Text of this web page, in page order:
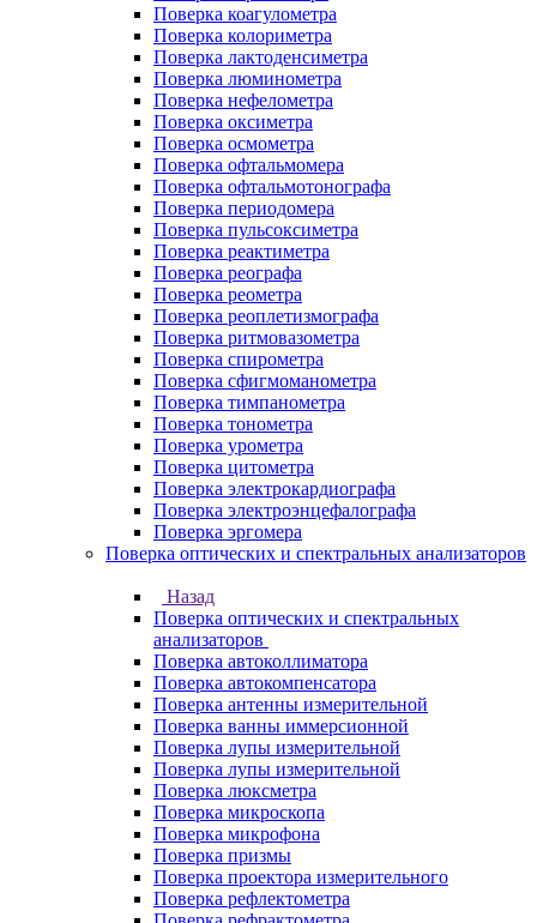
Поверка коагулометра
Поверка колориметра
Поверка лактоденсиметра
Поверка люминометра
Поверка нефелометра
Поверка оксиметра
Поверка осмометра
Поверка офтальмомера
Поверка офтальмотонографа
Поверка периодомера
Поверка пульсоксиметра
Поверка реактиметра
Поверка реографа
Поверка реометра
Поверка реоплетизмографа
Поверка ритмовазометра
Поверка спирометра
Поверка сфигмоманометра
Поверка тимпанометра
Поверка тонометра
Поверка урометра
Поверка цитометра
Поверка электрокардиографа
Поверка электроэнцефалографа
Поверка эргомера
Поверка оптических и спектральных анализаторов
Назад
Поверка оптических и спектральных
анализаторов
Поверка автоколлиматора
Поверка автокомпенсатора
Поверка антенны измерительной
Поверка ванны иммерсионной
Поверка лупы измерительной
Поверка лупы измерительной
Поверка люксметра
Поверка микроскопа
Поверка микрофона
Поверка призмы
Поверка проектора измерительного
Поверка рефлектометра